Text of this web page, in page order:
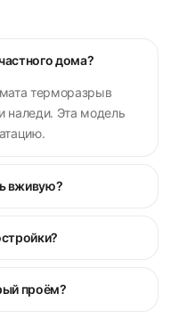
дома?
терморазрыв
наледи. Эта модель
вживую?
проём?